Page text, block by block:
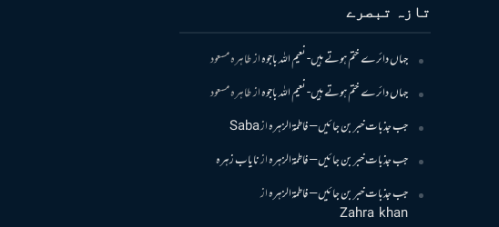
تازہ تبصرے
جہاں دائرے ختم ہوتے ہیں- نعیم اللہ باجوہازطاہرہ مسعود
جہاں دائرے ختم ہوتے ہیں- نعیم اللہ باجوہازطاہرہ مسعود
جب جذبات خبر بن جائیں – فاطمۃالزہرہازSaba
جب جذبات خبر بن جائیں – فاطمۃالزہرہازنایاب زہرہ
جب جذبات خبر بن جائیں – فاطمۃالزہرہاز
Zahra khan